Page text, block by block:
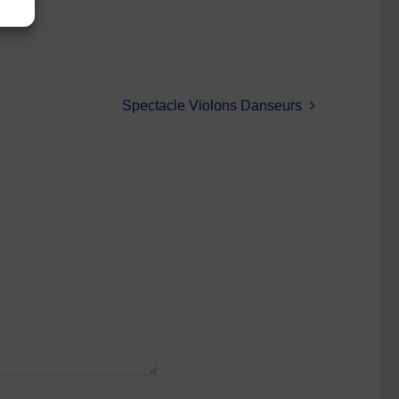
Spectacle Violons Danseurs